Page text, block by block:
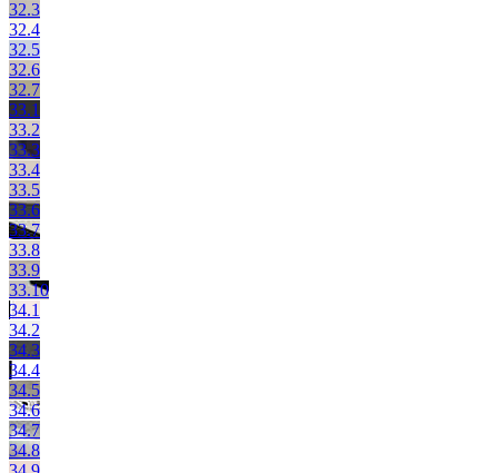
32.3
32.4
32.5
32.6
32.7
33.1
33.2
33.3
33.4
33.5
33.6
33.7
33.8
33.9
33.10
34.1
34.2
34.3
34.4
34.5
34.6
34.7
34.8